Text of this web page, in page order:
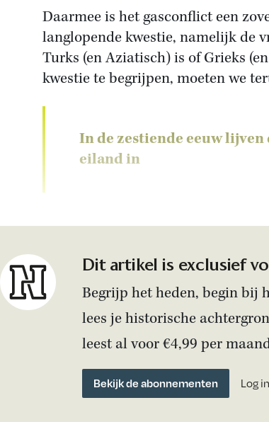
Daarmee is het gasconflict een
langlopende kwestie, namelijk de
Turks (en Aziatisch) is of Grieks
kwestie te begrijpen, moeten we
In de zestiende eeuw
eiland in
Dit artikel is exclusief
Begrijp het heden, begin bij
lees je historische
leest al voor €4,99 per
Bekijk de abonnementen Log